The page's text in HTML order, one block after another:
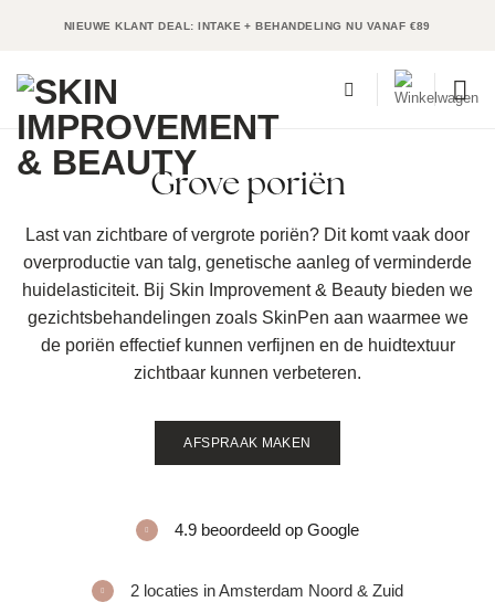
NIEUWE KLANT DEAL: INTAKE + BEHANDELING NU VANAF €89
Grove poriën
Last van zichtbare of vergrote poriën? Dit komt vaak door
overproductie van talg, genetische aanleg of verminderde
huidelasticiteit. Bij Skin Improvement & Beauty bieden we
gezichtsbehandelingen zoals SkinPen aan waarmee we
de poriën effectief kunnen verfijnen en de huidtextuur
zichtbaar kunnen verbeteren.
AFSPRAAK MAKEN
4.9 beoordeeld op Google
2 locaties in Amsterdam Noord & Zuid